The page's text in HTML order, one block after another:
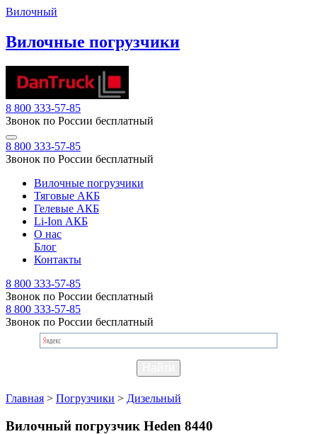
Вилочный
Вилочные погрузчики
8 800 333-57-85
Звонок по России бесплатный
8 800 333-57-85
Звонок по России бесплатный
Вилочные погрузчики
Тяговые АКБ
Гелевые АКБ
Li-Ion АКБ
О нас
Блог
Контакты
8 800 333-57-85
Звонок по России бесплатный
8 800 333-57-85
Звонок по России бесплатный
Главная > Погрузчики > Дизельный
Вилочный погрузчик Heden 8440